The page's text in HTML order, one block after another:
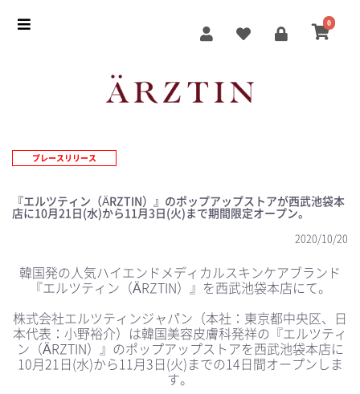
0
プレースリリース
『エルツティン（ÄRZTIN）』のポップアップストアが西武池袋本
店に10月21日(水)から11月3日(火)まで期間限定オープン。
2020/10/20
韓国発の人気ハイエンドメディカルスキンケアブランド
『エルツティン（ÄRZTIN）』を西武池袋本店にて。
株式会社エルツティンジャパン（本社：東京都中央区、日
本代表：小野裕介）は韓国美容皮膚科発祥の『エルツティ
ン（ÄRZTIN）』のポップアップストアを西武池袋本店に
10月21日(水)から11月3日(火)までの14日間オープンしま
す。